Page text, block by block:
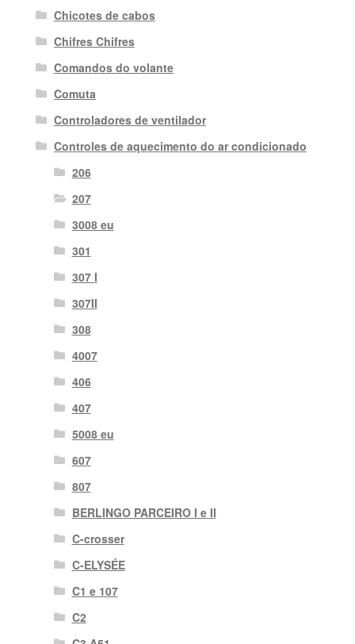
Chicotes de cabos
Chifres Chifres
Comandos do volante
Comuta
Controladores de ventilador
Controles de aquecimento do ar condicionado
206
207
3008 eu
301
307 I
307II
308
4007
406
407
5008 eu
607
807
BERLINGO PARCEIRO I e II
C-crosser
C-ELYSÉE
C1 e 107
C2